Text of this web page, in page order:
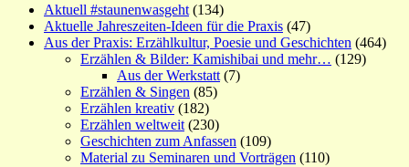
Aktuell #staunenwasgeht (134)
Aktuelle Jahreszeiten-Ideen für die Praxis (47)
Aus der Praxis: Erzählkultur, Poesie und Geschichten (464)
Erzählen & Bilder: Kamishibai und mehr… (129)
Aus der Werkstatt (7)
Erzählen & Singen (85)
Erzählen kreativ (182)
Erzählen weltweit (230)
Geschichten zum Anfassen (109)
Material zu Seminaren und Vorträgen (110)